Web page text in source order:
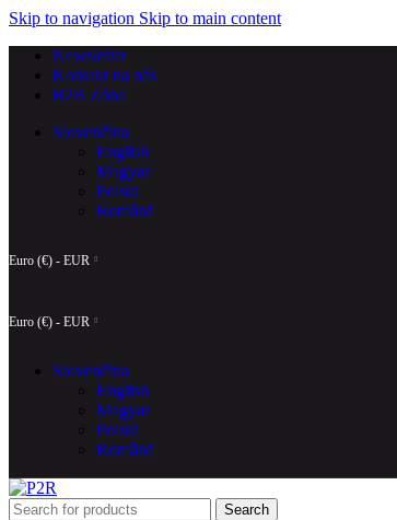
Skip to navigation Skip to main content
Newsletter
Kontakt na nás
B2B Zóna
Slovenčina
English
Magyar
Polski
Română
Euro (€) - EUR
Euro (€) - EUR
Slovenčina
English
Magyar
Polski
Română
Search